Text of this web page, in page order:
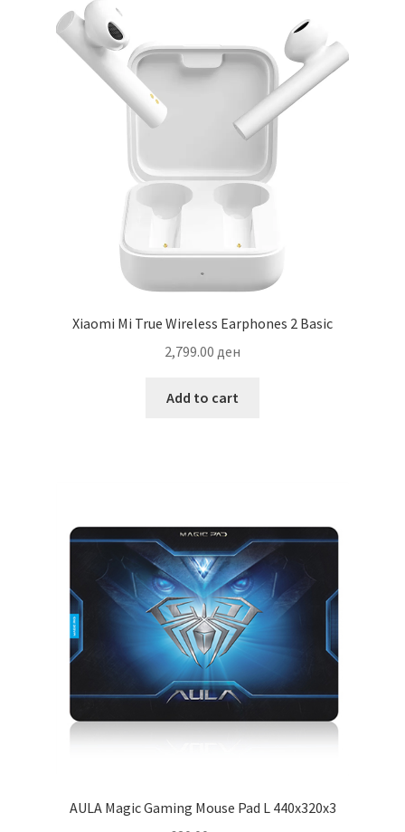
Xiaomi Mi True Wireless Earphones 2 Basic
2,799.00 ден
Add to cart
AULA Magic Gaming Mouse Pad L 440х320х3